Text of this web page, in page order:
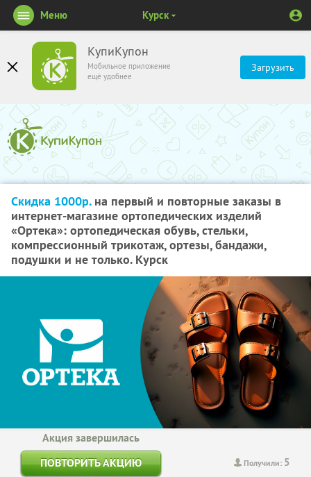
КупиКупон
Мобильное приложение
ещё удобнее
Загрузить
Меню Курск
Скидка 1000р.на первый и повторные заказы в
интернет-магазине ортопедических изделий
«Ортека»: ортопедическая обувь, стельки,
компрессионный трикотаж, ортезы, бандажи,
подушки и не только. Курск
Получили: 5
Акция завершилась
ПОВТОРИТЬ АКЦИЮ